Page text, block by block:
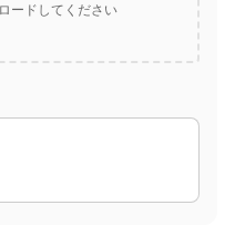
ードしてください